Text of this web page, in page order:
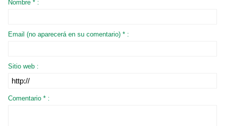
Nombre * :
Email (no aparecerá en su comentario) * :
Sitio web :
Comentario * :